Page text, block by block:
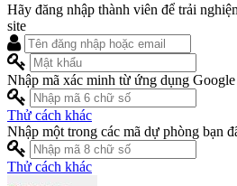
Hãy đăng nhập thành viên để trải
site
Nhập mã xác minh từ ứng dụng
Thử cách khác
Nhập một trong các mã dự phòng bạn
Thử cách khác